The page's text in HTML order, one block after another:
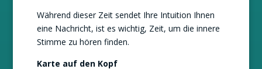
Während dieser Zeit sendet Ihre Intuition Ihnen
eine Nachricht, ist es wichtig, Zeit, um die innere
Stimme zu hören finden.
Karte auf den Kopf